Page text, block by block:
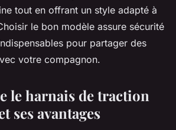
tout en offrant un style adapté à
le bon modèle assure sécurité
pour partager des
votre compagnon.
le harnais de traction
ses avantages